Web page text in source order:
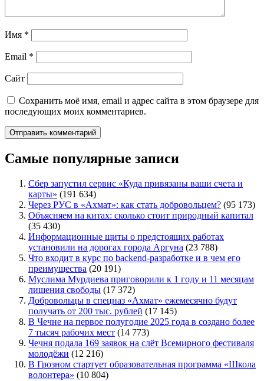
Имя *
Email *
Сайт
Сохранить моё имя, email и адрес сайта в этом браузере для
последующих моих комментариев.
Самые популярные записи
Сбер запустил сервис «Куда привязаны ваши счета и
карты» (191 634)
Через РУС в «Ахмат»: как стать добровольцем? (95 173)
Объясняем на китах: сколько стоит природный капитал
(35 430)
Информационные щиты о предстоящих работах
установили на дорогах города Аргуна (23 788)
Что входит в курс по backend-разработке и в чем его
преимущества (20 191)
Муслима Мурдиева приговорили к 1 году и 11 месяцам
лишения свободы (17 372)
Добровольцы в спецназ «Ахмат» ежемесячно будут
получать от 200 тыс. рублей (17 145)
В Чечне на первое полугодие 2025 года в создано более
7 тысяч рабочих мест (14 773)
Чечня подала 169 заявок на слёт Всемирного фестиваля
молодёжи (12 216)
В Грозном стартует образовательная программа «Школа
волонтера» (10 804)